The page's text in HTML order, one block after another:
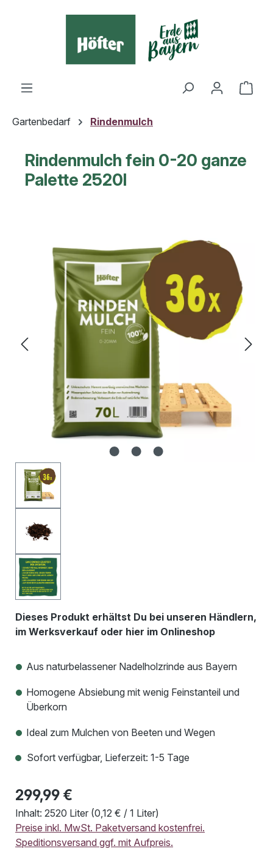
Gartenbedarf Rindenmulch
Rindenmulch fein 0-20 ganze
Palette 2520l
Dieses Produkt erhältst Du bei unseren Händlern,
im Werksverkauf oder hier im Onlineshop
Aus naturbelassener Nadelholzrinde aus Bayern
Homogene Absiebung mit wenig Feinstanteil und
Überkorn
Ideal zum Mulchen von Beeten und Wegen
Sofort verfügbar, Lieferzeit: 1-5 Tage
299,99 €
Inhalt: 2520 Liter (0,12 € / 1 Liter)
Preise inkl. MwSt. Paketversand kostenfrei.
Speditionsversand ggf. mit Aufpreis.